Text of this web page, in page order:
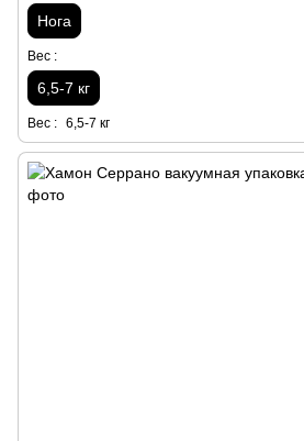
Нога
Вес :
6,5-7 кг
Вес : 6,5-7 кг